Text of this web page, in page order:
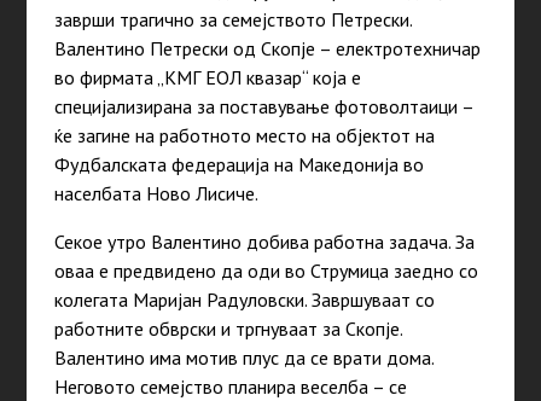
заврши трагично за семејството Петрески.
Валентино Петрески од Скопје – електротехничар
во фирмата „КМГ ЕОЛ квазар“ која е
специјализирана за поставување фотоволтаици –
ќе загине на работното место на објектот на
Фудбалската федерација на Македонија во
населбата Ново Лисиче.
Секое утро Валентино добива работна задача. За
оваа е предвидено да оди во Струмица заедно со
колегата Маријан Радуловски. Завршуваат со
работните обврски и тргнуваат за Скопје.
Валентино има мотив плус да се врати дома.
Неговото семејство планира веселба – се